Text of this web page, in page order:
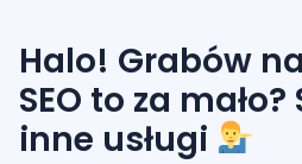
Halo! Grabów
SEO to za
inne usługi